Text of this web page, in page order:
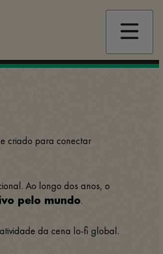
criado para conectar
Ao longo dos anos, o
pelo mundo.
da cena lo-fi global.